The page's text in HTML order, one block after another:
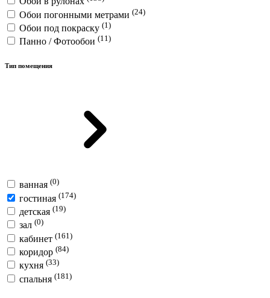
Обои погонными метрами (24)
Обои под покраску (1)
Панно / Фотообои (11)
Тип помещения
ванная (0)
гостиная (174)
детская (19)
зал (0)
кабинет (161)
коридор (84)
кухня (33)
спальня (181)